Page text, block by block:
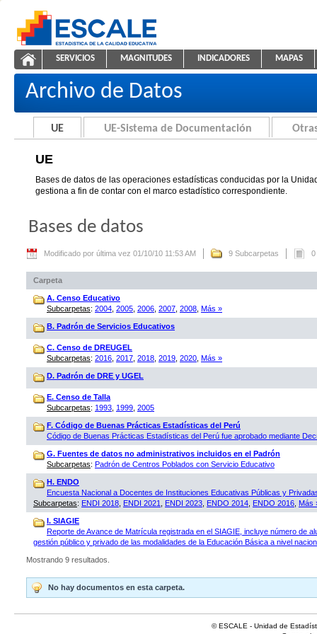
ESCALE - Unidad de Estadística Educativa
UE
NAVEGACIÓN
SERVICIOS MAGNITUDES INDICADORES MAPAS
Archivo de Datos
UE UE-Sistema de Documentación
UE
Bases de datos de las operaciones estadísticas conducidas por la
gestiona a fin de contar con el marco estadístico correspondiente.
Bases de datos
Modificado por última vez 01/10/10 11:53 AM 9 Subcarpetas 0
Carpeta
A. Censo Educativo
Subcarpetas: 2004 2005 2006 2007 2008 Más »
B. Padrón de Servicios Educativos
C. Censo de DREUGEL
Subcarpetas: 2016 2017 2018 2019 2020 Más »
D. Padrón de DRE y UGEL
E. Censo de Talla
Subcarpetas: 1993 1999 2005
F. Código de Buenas Prácticas Estadísticas del Perú
Código de Buenas Prácticas Estadísticas del Perú fue aprobado mediante
G. Fuentes de datos no administrativos incluidos en el Padrón
Subcarpetas: Padrón de Centros Poblados con Servicio Educativo
H. ENDO
Encuesta Nacional a Docentes de Instituciones Educativas Públicas y
Subcarpetas: ENDI 2018 ENDI 2021 ENDI 2023 ENDO 2014 ENDO 2016 Más
I. SIAGIE
Reporte de Avance de Matrícula registrada en el SIAGIE, incluye número de
gestión público y privado de las modalidades de la Educación Básica a nivel
Mostrando 9 resultados.
No hay documentos en esta carpeta.
© ESCALE - Unidad de